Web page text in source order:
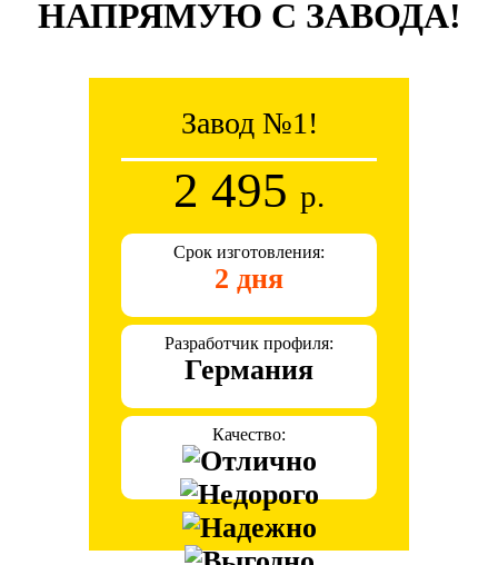
НАПРЯМУЮ С ЗАВОДА!
Завод №1!
2 495 р.
Срок изготовления:
2 дня
Разработчик профиля:
Германия
Качество: